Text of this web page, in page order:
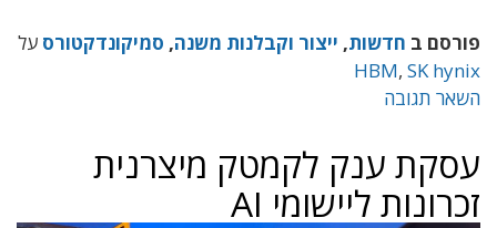
פורסם ב חדשות, ייצור וקבלנות משנה, סמיקונדקטורס על
HBM, SK hynix
השאר תגובה
עסקת ענק לקמטק מיצרנית
זכרונות ליישומי AI